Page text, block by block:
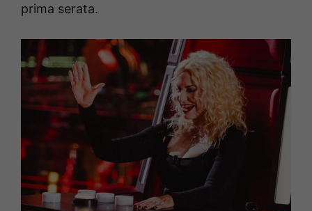
prima serata.